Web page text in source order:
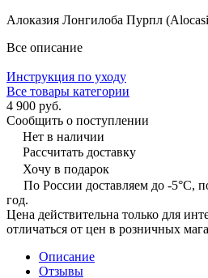
Алоказия Лонгилоба Пурпл
Все описание
Инструкция по уходу
Все товары категории
4 900 руб.
Сообщить о поступлении
Нет в наличии
Рассчитать доставку
Хочу в подарок
По России доставляем до -5°C,
год.
Цена действительна только для
отличаться от цен в розничных
Описание
Отзывы